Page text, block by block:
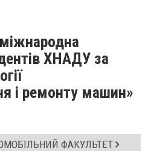
ХНАДУ за
і ремонту машин»
ФАКУЛЬТЕТ